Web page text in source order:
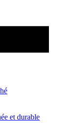
et durable